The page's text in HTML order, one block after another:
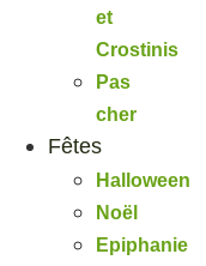
et
Crostinis
Pas
cher
Fêtes
Halloween
Noël
Epiphanie